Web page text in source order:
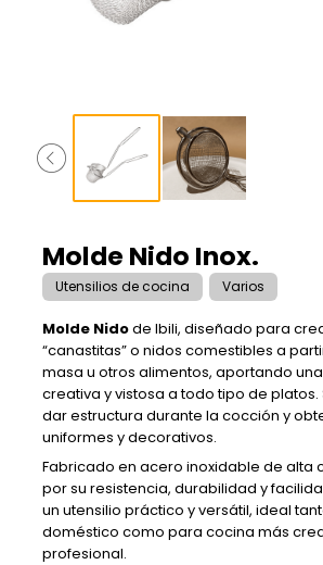
Molde Nido Inox.
Utensilios de cocina Varios
Molde Nidode Ibili, diseñado para
“canastitas” o nidos comestibles a
masa u otros alimentos, aportando
creativa y vistosa a todo tipo de
dar estructura durante la cocción y
uniformes y decorativos.
Fabricado en acero inoxidable de alta
por su resistencia, durabilidad y
un utensilio práctico y versátil, ideal
doméstico como para cocina más
profesional.